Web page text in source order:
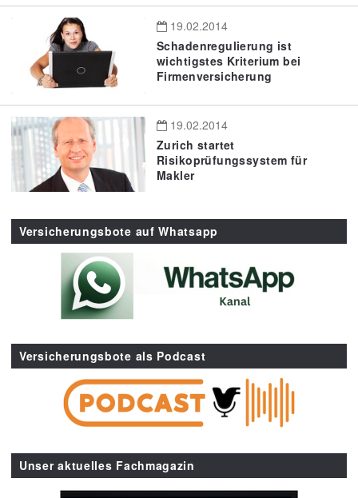
19.02.2014
Schadenregulierung ist
wichtigstes Kriterium bei
Firmenversicherung
19.02.2014
Zurich startet
Risikoprüfungssystem für
Makler
Versicherungsbote auf Whatsapp
Versicherungsbote als Podcast
Unser aktuelles Fachmagazin